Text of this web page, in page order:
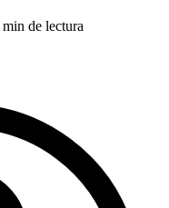
min de lectura